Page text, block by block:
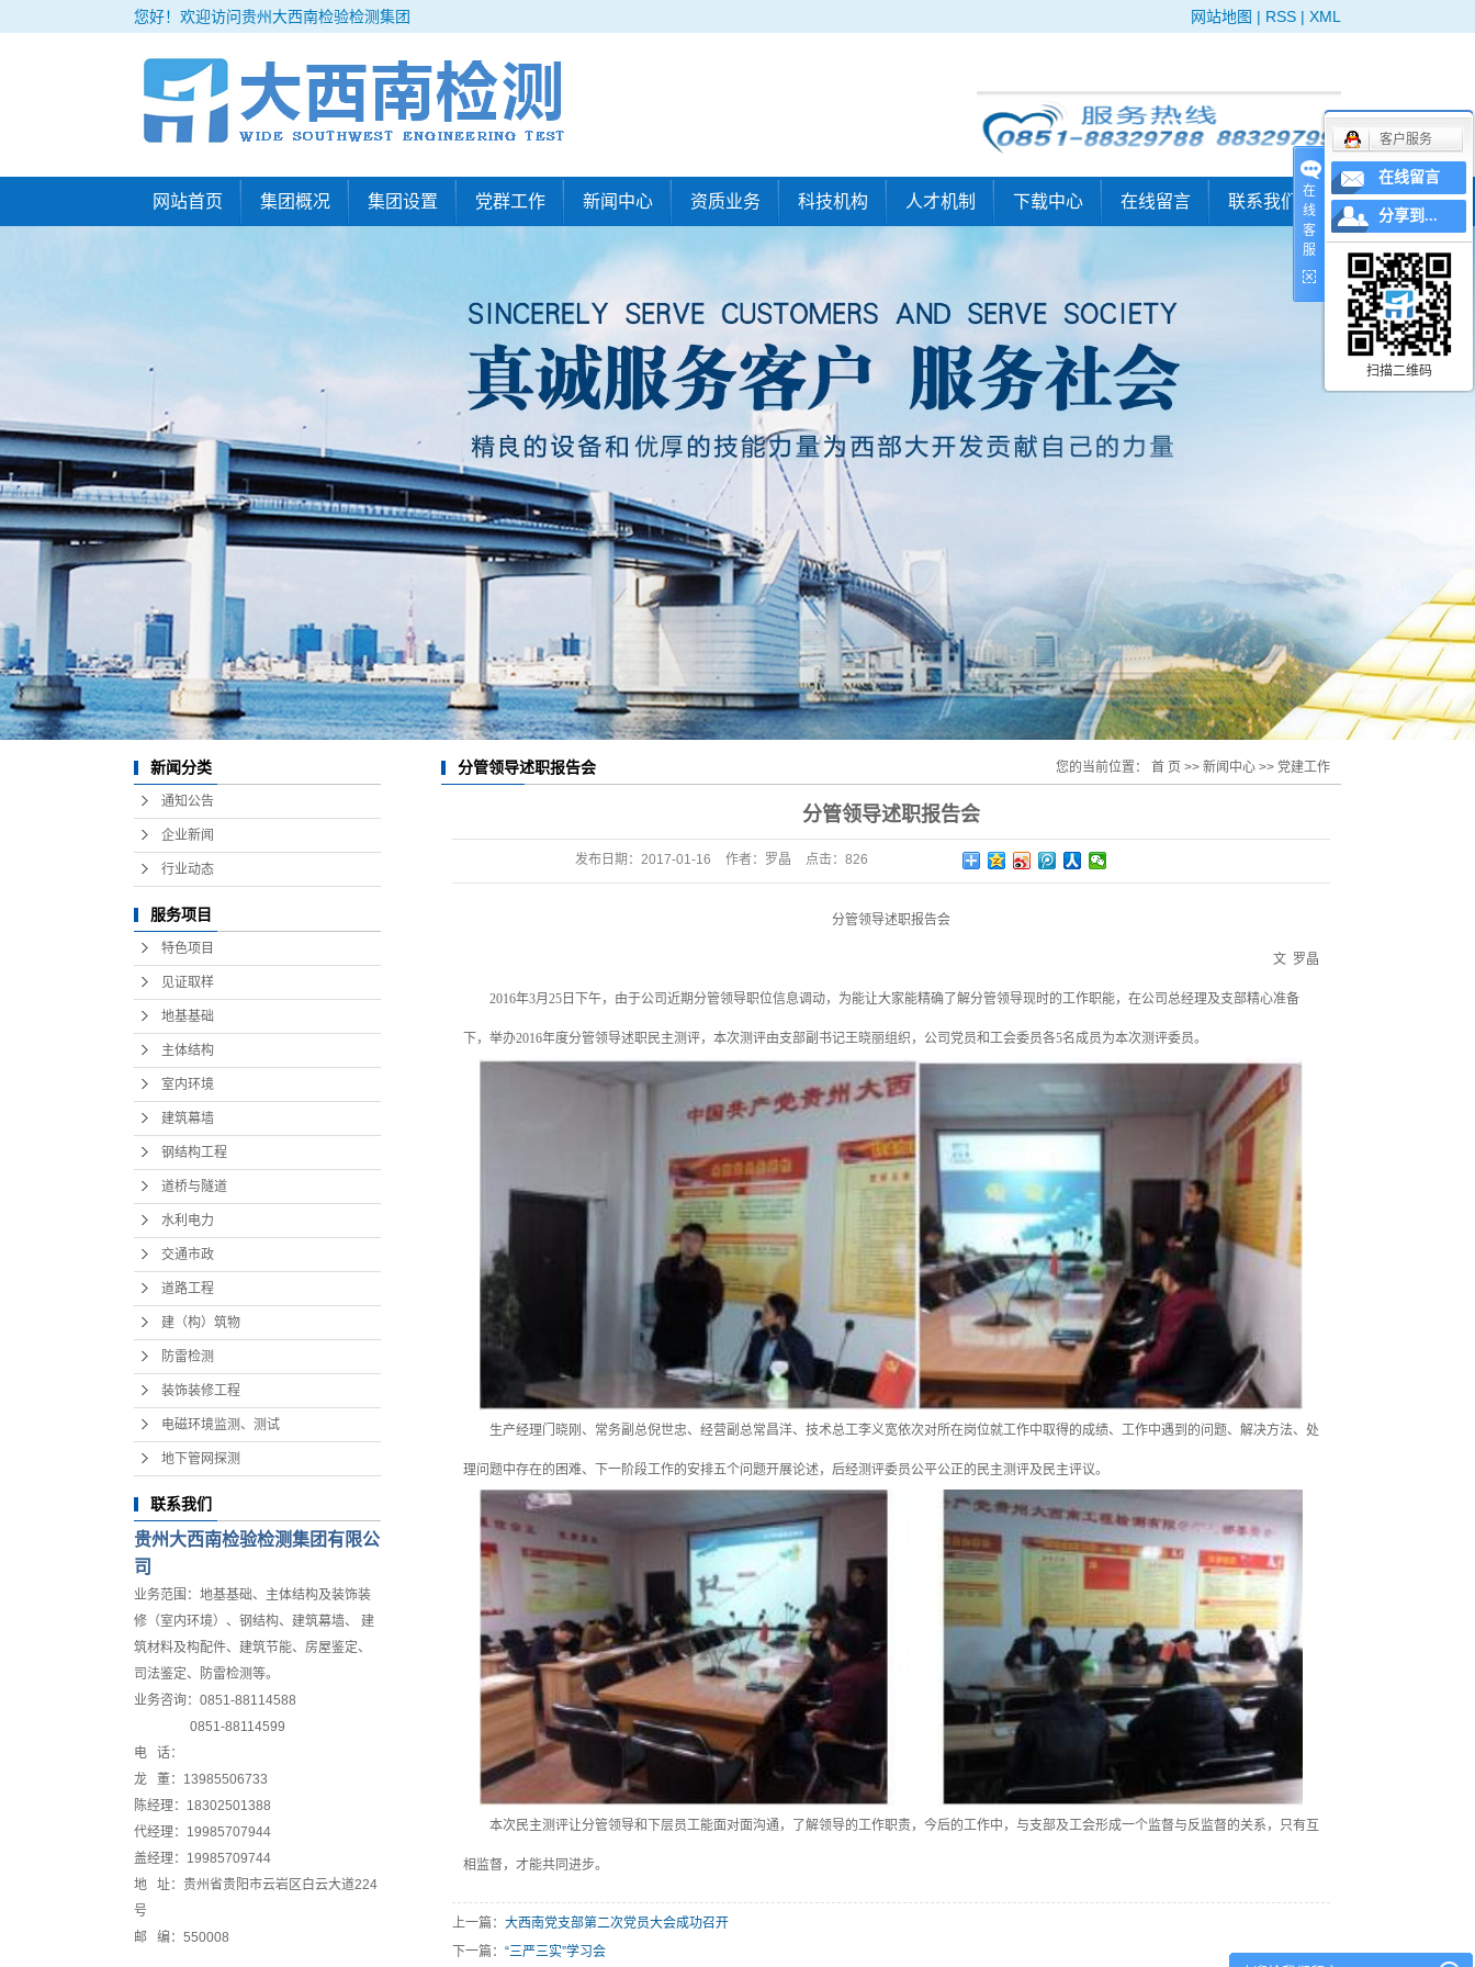
您好！欢迎访问贵州大西南检验检测集团 网站地图 | RSS | XML
网站首页 集团概况
公正性声明
设备展示
资质荣誉
集团设置
结构所
交通所
消防所
防雷所
司法鉴定所
党群网
党群工作 新闻中心
通知公告
资质业务
业务资质
科技机构
科研机构
人才机制
招贤纳士
下载中心
问卷调查
在线留言 联系我们
新闻分类
通知公告
企业新闻
行业动态
服务项目
特色项目
见证取样
地基基础
主体结构
室内环境
建筑幕墙
钢结构工程
道桥与隧道
水利电力
交通市政
道路工程
建（构）筑物
防雷检测
装饰装修工程
电磁环境监测、测试
地下管网探测
联系我们
贵州大西南检验检测集团有限公
司
业务范围：地基基础、主体结构及装饰装
修（室内环境）、钢结构、建筑幕墙、 建
筑材料及构配件、建筑节能、房屋鉴定、
司法鉴定、防雷检测等。
业务咨询：0851-88114588
0851-88114599
电 话：
龙 董： 13985506733
陈经理： 18302501388
代经理： 19985707944
盖经理： 19985709744
地 址：贵州省贵阳市云岩区白云大道224
号
邮 编：550008
分管领导述职报告会 您的当前位置： 首 页 >> 新闻中心 >> 党建工作
分管领导述职报告会
发布日期： 2017-01-16 作者： 罗晶 点击： 826
分管领导述职报告会
文 罗晶
2016年3月25日下午，由于公司近期分管领导职位信息调动，为能让大家能精确了解分管领导现时的工作职能，在公司总经理及支部精心准备
下，举办2016年度分管领导述职民主测评，本次测评由支部副书记王晓丽组织，公司党员和工会委员各5名成员为本次测评委员。
生产经理门晓刚、常务副总倪世忠、经营副总常昌洋、技术总工李义宽依次对所在岗位就工作中取得的成绩、工作中遇到的问题、解决方法、处
理问题中存在的困难、下一阶段工作的安排五个问题开展论述，后经测评委员公平公正的民主测评及民主评议。
本次民主测评让分管领导和下层员工能面对面沟通，了解领导的工作职责，今后的工作中，与支部及工会形成一个监督与反监督的关系，只有互
相监督，才能共同进步。
上一篇： 大西南党支部第二次党员大会成功召开
下一篇： “三严三实”学习会
在
线
客
服
客户服务
在线留言
分享到...
扫描二维码